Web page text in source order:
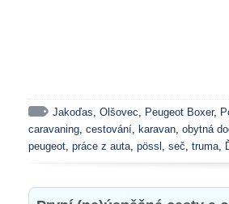
Jakoďas Olšovec Peugeot Boxer,
caravaning cestování karavan obytná
peugeot práce z auta pössl seč truma